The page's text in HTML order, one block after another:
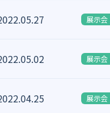
展示会
展示会
展示会